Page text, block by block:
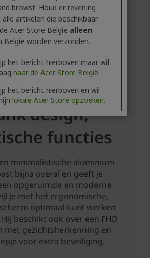
browst. Houd er rekening
artikelen die beschikbaar
Acer Store België alleen
België worden verzonden.
het bericht hierboven maar wil
naar de Acer Store België.
het bericht hierboven en wil
lokale Acer Store opzoeken.